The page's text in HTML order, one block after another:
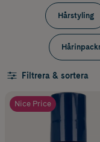
Hårstyling
Filtrera & sortera
Nice Price